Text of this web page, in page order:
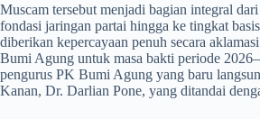
​Muscam tersebut menjadi bagian integral
fondasi jaringan partai hingga ke tingkat
diberikan kepercayaan penuh secara
Bumi Agung untuk masa bakti periode
pengurus PK Bumi Agung yang baru
Kanan, Dr. Darlian Pone, yang ditandai